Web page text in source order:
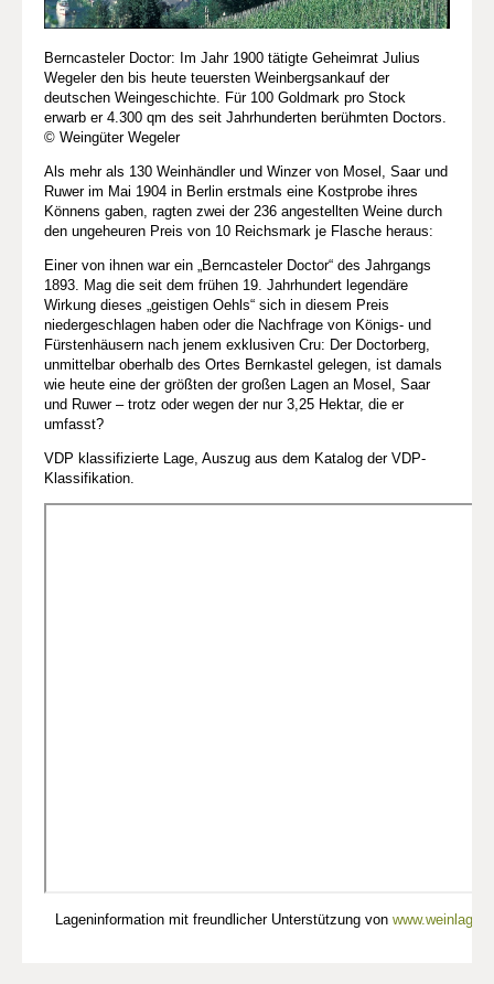
Berncasteler Doctor: Im Jahr 1900 tätigte Geheimrat Julius
Wegeler den bis heute teuersten Weinbergsankauf der
deutschen Weingeschichte. Für 100 Goldmark pro Stock
erwarb er 4.300 qm des seit Jahrhunderten berühmten Doctors.
© Weingüter Wegeler
Als mehr als 130 Weinhändler und Winzer von Mosel, Saar und
Ruwer im Mai 1904 in Berlin erstmals eine Kostprobe ihres
Könnens gaben, ragten zwei der 236 angestellten Weine durch
den ungeheuren Preis von 10 Reichsmark je Flasche heraus:
Einer von ihnen war ein „Berncasteler Doctor“ des Jahrgangs
1893. Mag die seit dem frühen 19. Jahrhundert legendäre
Wirkung dieses „geistigen Oehls“ sich in diesem Preis
niedergeschlagen haben oder die Nachfrage von Königs- und
Fürstenhäusern nach jenem exklusiven Cru: Der Doctorberg,
unmittelbar oberhalb des Ortes Bernkastel gelegen, ist damals
wie heute eine der größten der großen Lagen an Mosel, Saar
und Ruwer – trotz oder wegen der nur 3,25 Hektar, die er
umfasst?
VDP klassifizierte Lage, Auszug aus dem Katalog der VDP-
Klassifikation.
Lageninformation mit freundlicher Unterstützung von